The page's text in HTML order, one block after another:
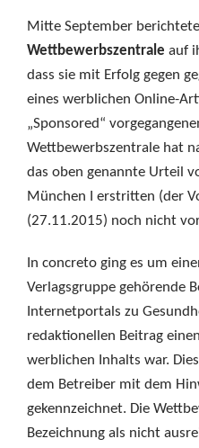
Mitte September
Wettbewerbszentrale auf
dass sie mit Erfolg gegen
eines werblichen Online-
„Sponsored“
Wettbewerbszentrale hat
das oben genannte Urteil
München I erstritten (der
(27.11.2015) noch nicht
In concreto ging es um
Verlagsgruppe gehörende
Internetportals zu
redaktionellen Beitrag
werblichen Inhalts war.
dem Betreiber mit dem
gekennzeichnet. Die
Bezeichnung als nicht